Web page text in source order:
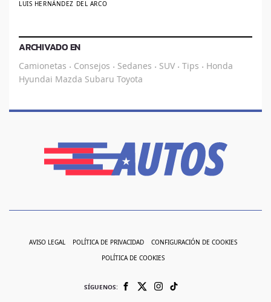
LUIS HERNÁNDEZ DEL ARCO
ARCHIVADO EN
Camionetas · Consejos · Sedanes · SUV · Tips · Honda
Hyundai Mazda Subaru Toyota
AVISO LEGAL POLÍTICA DE PRIVACIDAD CONFIGURACIÓN DE COOKIES
POLÍTICA DE COOKIES
SÍGUENOS: